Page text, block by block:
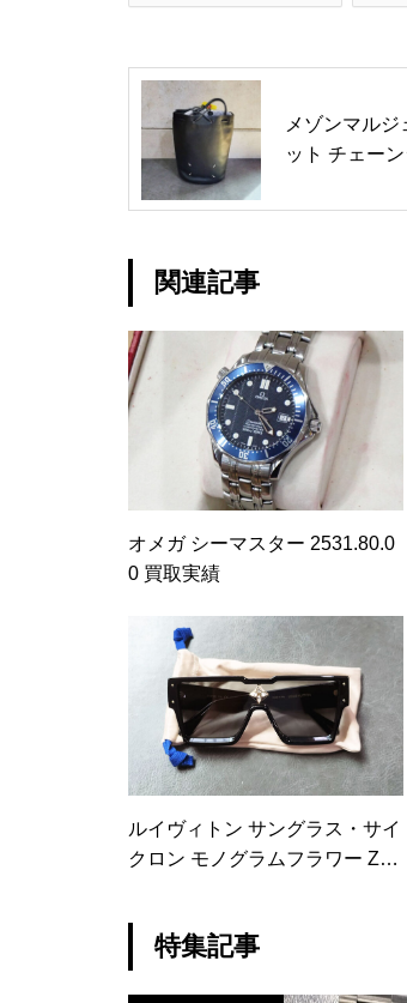
メゾンマルジ
ット チェー
関連記事
オメガ シーマスター 2531.80.0
0 買取実績
ルイヴィトン サングラス・サイ
クロン モノグラムフラワー Z15
特集記事